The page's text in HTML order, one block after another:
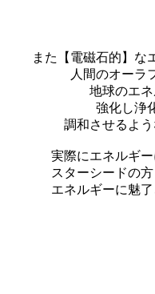
また【電磁石的】な
人間のオーラ
地球のエ
強化し浄
調和させるよう
実際にエネルギ
スターシードの
エネルギーに魅